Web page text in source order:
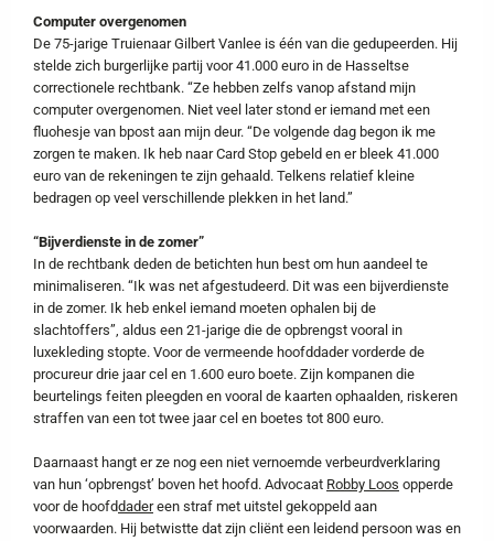
Computer overgenomen
De 75-jarige Truienaar Gilbert Vanlee is één van die gedupeerden. Hij
stelde zich burgerlijke partij voor 41.000 euro in de Hasseltse
correctionele rechtbank. “Ze hebben zelfs vanop afstand mijn
computer overgenomen. Niet veel later stond er iemand met een
fluohesje van bpost aan mijn deur. “De volgende dag begon ik me
zorgen te maken. Ik heb naar Card Stop gebeld en er bleek 41.000
euro van de rekeningen te zijn gehaald. Telkens relatief kleine
bedragen op veel verschillende plekken in het land.”
“Bijverdienste in de zomer”
In de rechtbank deden de betichten hun best om hun aandeel te
minimaliseren. “Ik was net afgestudeerd. Dit was een bijverdienste
in de zomer. Ik heb enkel iemand moeten ophalen bij de
slachtoffers”, aldus een 21-jarige die de opbrengst vooral in
luxekleding stopte. Voor de vermeende hoofddader vorderde de
procureur drie jaar cel en 1.600 euro boete. Zijn kompanen die
beurtelings feiten pleegden en vooral de kaarten ophaalden, riskeren
straffen van een tot twee jaar cel en boetes tot 800 euro.
Daarnaast hangt er ze nog een niet vernoemde verbeurdverklaring
van hun ‘opbrengst’ boven het hoofd. Advocaat Robby Loos opperde
voor de hoofddadereen straf met uitstel gekoppeld aan
voorwaarden. Hij betwistte dat zijn cliënt een leidend persoon was en